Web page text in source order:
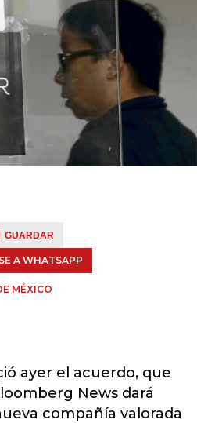
GUARDAR
A WHATSAPP
MÉXICO
ayer el acuerdo, que
News dará
compañía valorada